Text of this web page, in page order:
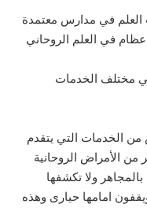
في مدارس معتمدة
في العلم الروحاني
مختلف الخدمات
الخدمات التي يتقدم
من الأمراض الروحانية
ولا تكشفها
امامها حيارى وهذه